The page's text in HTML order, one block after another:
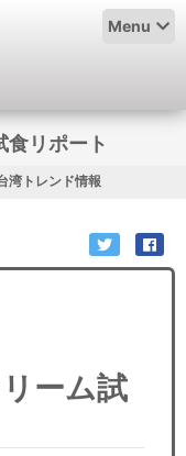
Menu
リポート
湾トレンド情報
ーム試